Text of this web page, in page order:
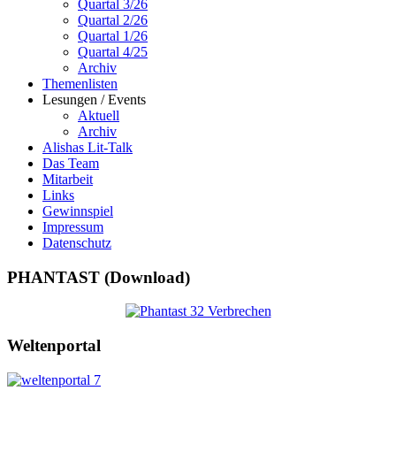
Quartal 3/26
Quartal 2/26
Quartal 1/26
Quartal 4/25
Archiv
Themenlisten
Lesungen / Events
Aktuell
Archiv
Alishas Lit-Talk
Das Team
Mitarbeit
Links
Gewinnspiel
Impressum
Datenschutz
PHANTAST (Download)
Weltenportal